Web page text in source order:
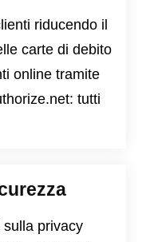
riducendo il
carte di debito
online tramite
tutti
privacy